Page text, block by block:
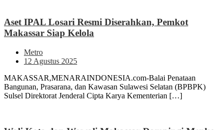
Aset IPAL Losari Resmi Diserahkan, Pemkot
Makassar Siap Kelola
Metro
12 Agustus 2025
MAKASSAR,MENARAINDONESIA.com-Balai Penataan
Bangunan, Prasarana, dan Kawasan Sulawesi Selatan (BPBPK)
Sulsel Direktorat Jenderal Cipta Karya Kementerian […]